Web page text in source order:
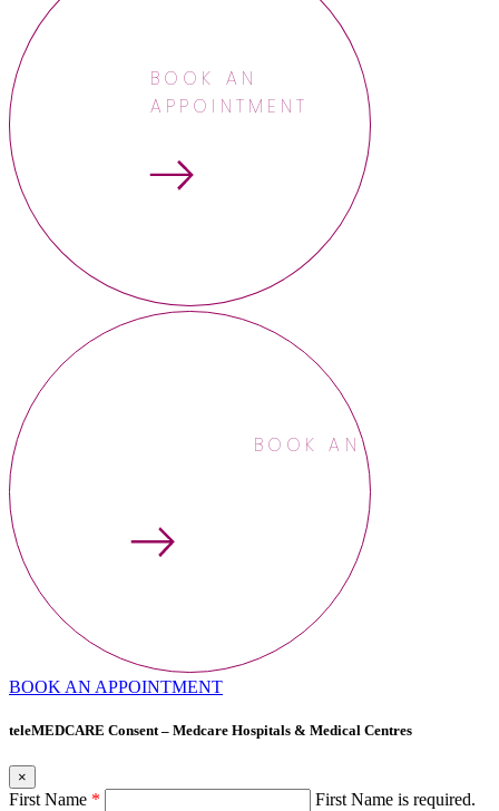
BOOK AN
APPOINTMENT
BOOK AN
BOOK AN APPOINTMENT
teleMEDCARE Consent – Medcare Hospitals & Medical Centres
×
First Name * First Name is required.